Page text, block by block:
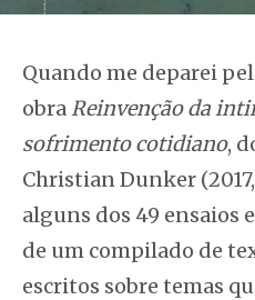
Quando me deparei
obraReinvenção da
sofrimento cotidiano,
Christian Dunker
alguns dos 49 ensaios
de um compilado de
escritos sobre temas